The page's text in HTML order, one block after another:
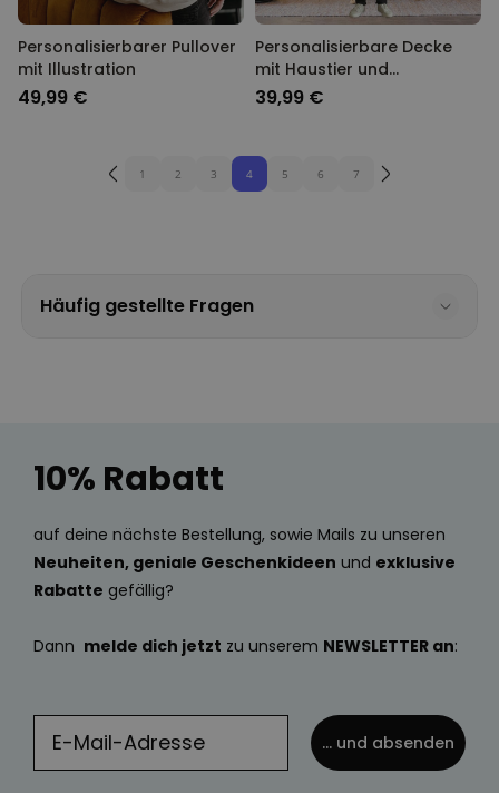
Personalisierbarer Pullover
mit Illustration
49,99 €
Personalisierbare Decke
mit Haustier und
Hintergrund
39,99 €
1 2 3 4 5 6 7
Häufig gestellte Fragen
10% Rabatt
auf deine nächste Bestellung, sowie Mails zu unseren
Neuheiten, geniale Geschenkideen und exklusive
Rabatte gefällig?
Dann melde dich jetzt zu unserem NEWSLETTER an:
... und absenden